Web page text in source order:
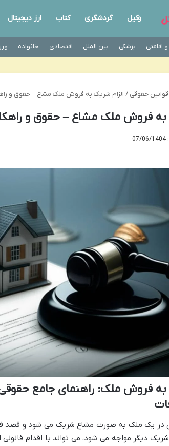
وکیل گردشگری کتاب ارز دیجیتال
اقامتی پزشکی بین الملل اقتصادی خانواده
قوانین حقوقی / الزام شریک به فروش ملک مشاع – حقوق و
به فروش ملک مشاع – حقوق و
به فروش ملک: راهنمای جامع
در یک ملک به صورت مشاع شریک می شود و قصد
دیگر مواجه می شود، می تواند با اقدام